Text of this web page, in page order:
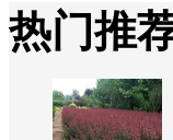
热门推